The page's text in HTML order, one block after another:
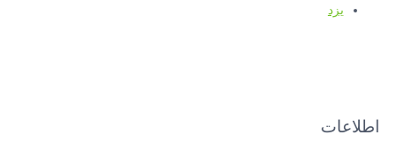
یزد
اطلاعات